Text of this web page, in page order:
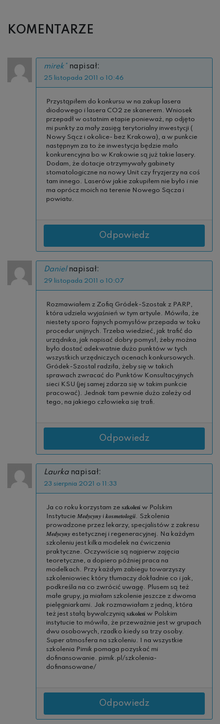
KOMENTARZE
mirek* napisał:
25 listopada 2011 o 10:46
Przystąpiłem do konkursu w na zakup lasera
diodowego i lasera CO2 ze skanerem. Wniosek
przepadł w ostatnim etapie ponieważ, np odjęto
mi punkty za mały zasięg terytorialny inwestycji (
Nowy Sącz i okolice- bez Krakowa), a w punkcie
następnym za to że inwestycja będzie mało
konkurencyjna bo w Krakowie są już takie lasery.
Dodam, że dotacje otrzymywały gabinety
stomatologiczne na nowy Unit czy fryzjerzy na coś
tam innego. Laserów jakie zakupiłem nie było i nie
ma oprócz moich na terenie Nowego Sącza i
powiatu.
Odpowiedz
Daniel napisał:
29 listopada 2011 o 10:07
Rozmawiałem z Zofią Gródek-Szostak z PARP,
która udziela wyjaśnień w tym artyule. Mówiła, że
niestety sporo fajnych pomysłów przepada w toku
procedur unijnych. Trzeba wiedzieć, jak trafić do
urządnika, jak napisać dobry pomysł, żeby można
było dostać adekwatnie dużo punktów w tych
wszystkich urzędniczych ocenach konkursowych.
Gródek-Szostal radziła, żeby się w takich
sprawach zwracać do Punktów Konsultacyjnych
sieci KSU (jej samej zdarza się w takim punkcie
pracować). Jednak tam pewnie dużo zależy od
tego, na jakiego człowieka się trafi.
Odpowiedz
Laurka napisał:
23 sierpnia 2021 o 11:33
Ja co roku korzystam ze 𝐬𝐳𝐤𝐨𝐥𝐞𝐧́ w Polskim
Instytucie 𝑴𝒆𝒅𝒚𝒄𝒚𝒏𝒚 i 𝒌𝒐𝒔𝒎𝒆𝒕𝒐𝒍𝒐𝒈𝒊𝒊. Szkolenia
prowadzone przez lekarzy, specjalistów z zakresu
𝑴𝒆𝒅𝒚𝒄𝒚𝒏𝒚 estetycznej i regeneracyjnej. Na każdym
szkoleniu jest kilka modelek na ćwiczenia
praktyczne. Oczywiście są najpierw zajęcia
teoretyczne, a dopiero później praca na
modelkach. Przy każdym zabiegu towarzyszy
szkoleniowiec który tłumaczy dokładnie co i jak,
podkreśla na co zwrócić uwagę. Plusem są też
małe grupy, ja miałam szkolenie jeszcze z dwoma
pielęgniarkami. Jak rozmawiałam z jedną, która
też jest stałą bywalczynią 𝐬𝐳𝐤𝐨𝐥𝐞𝐧́ w Polskim
instytucie to mówiła, że przeważnie jest w grupach
dwu osobowych, rzadko kiedy sa trzy osoby.
Super atmosfera na szkoleniu. I na wszystkie
szkolenia Pimik pomaga pozyskać mi
dofinansowanie. pimik.pl/szkolenia-
dofinansowane/
Odpowiedz